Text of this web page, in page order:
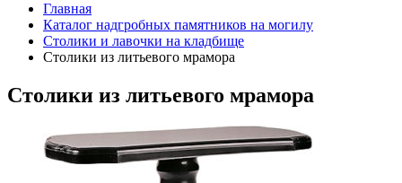
Главная
Каталог надгробных памятников на могилу
Столики и лавочки на кладбище
Столики из литьевого мрамора
Столики из литьевого мрамора